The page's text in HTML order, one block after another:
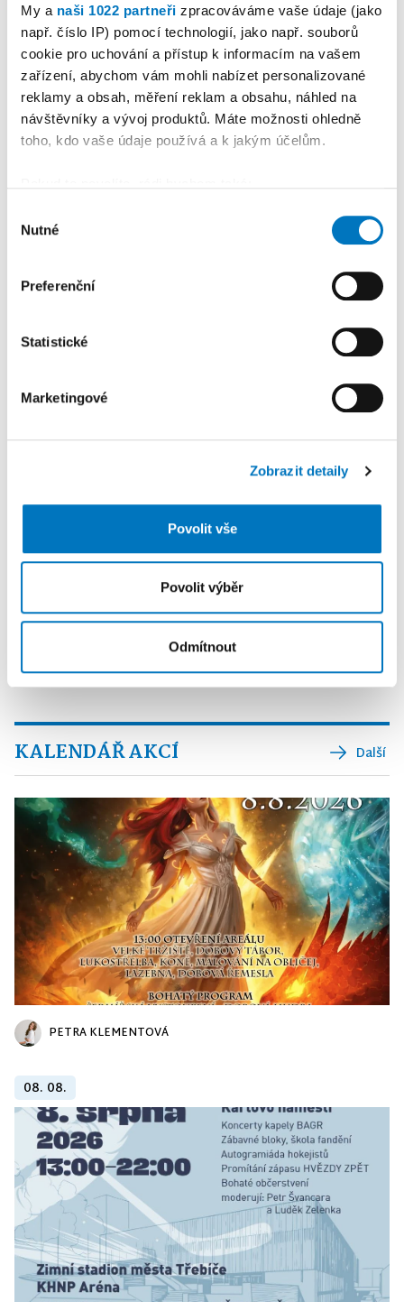
My a naši 1022 partneři zpracováváme vaše údaje (jako
např. číslo IP) pomocí technologií, jako např. souborů
cookie pro uchování a přístup k informacím na vašem
zařízení, abychom vám mohli nabízet personalizované
reklamy a obsah, měření reklam a obsahu, náhled na
návštěvníky a vývoj produktů. Máte možnosti ohledně
toho, kdo vaše údaje používá a k jakým účelům.
poloze, které mohou být přesné na několik metrů
skenování pro konkrétní charakteristiky (otisk prstu)
Zjistěte více o tom, jak zpracováváme vaše osobní
Svůj souhlas můžete kdykoliv změnit nebo odvolat v
K personalizaci obsahu a reklam, poskytování funkcí
sdílíme se svými partnery pro sociální média, inzerci a
získali v důsledku toho, že používáte jejich služby.
souhlasu
Nutné
Preferenční
Statistické
Marketingové
Zobrazit detaily
Povolit vše
Povolit výběr
Odmítnout
Publicistika• Ani se tam
neohřála
5 PETRA KLEMENTOVÁ 16. 07. 2026
Publicistika•„A přece se
KALENDÁŘ AKCÍ Další
PETRA KLEMENTOVÁ
08. 08.